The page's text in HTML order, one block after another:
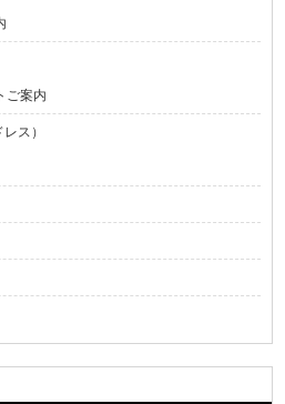
ご案内
ス）